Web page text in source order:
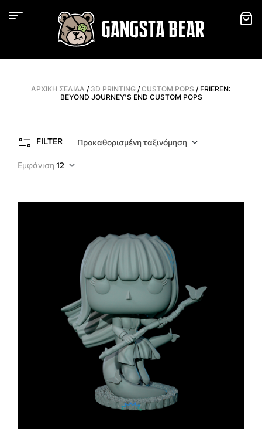
ΑΡΧΙΚΉ ΣΕΛΊΔΑ / 3D PRINTING / CUSTOM POPS / FRIEREN:
BEYOND JOURNEY'S END CUSTOM POPS
FILTER Προκαθορισμένη ταξινόμηση
Εμφάνιση 12